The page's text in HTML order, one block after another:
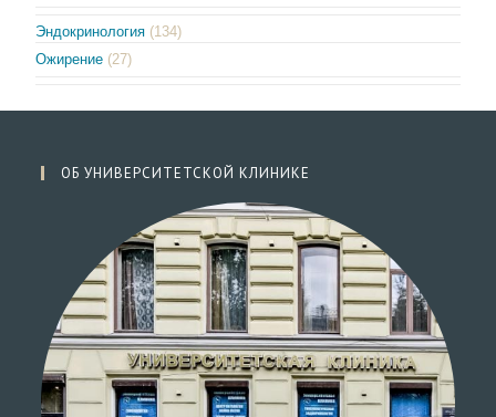
Эндокринология (134)
Ожирение (27)
ОБ УНИВЕРСИТЕТСКОЙ КЛИНИКЕ